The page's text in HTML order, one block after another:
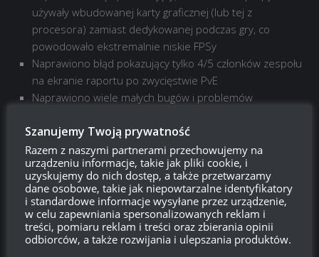
używały wbudowanej karty graficznej (lub tej z
procesora) zamiast dedykowanej podczas gry, co
powodowało ekstremalnie niskie FPSy
Naprawiono błąd pokazujący tylko 4/5 członków zespołu
na ekranie raportu po zwycięstwie PvE
Naprawiono wiele małych bugów i problemów
Do zobaczenia na polu bitwy!
Szanujemy Twoją prywatność
Razem z naszymi partnerami przechowujemy na
urządzeniu informacje, takie jak pliki cookie, i
uzyskujemy do nich dostęp, a także przetwarzamy
dane osobowe, takie jak niepowtarzalne identyfikatory
i standardowe informacje wysyłane przez urządzenie,
w celu zapewniania spersonalizowanych reklam i
treści, pomiaru reklam i treści oraz zbierania opinii
odbiorców, a także rozwijania i ulepszania produktów.